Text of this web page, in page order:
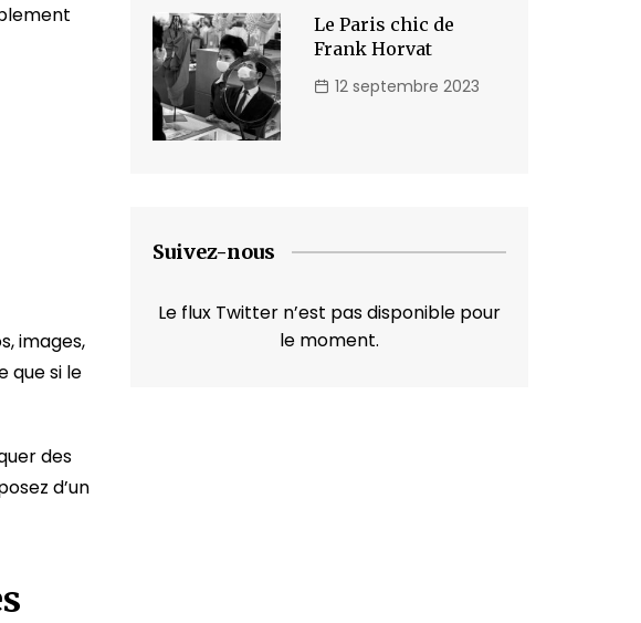
images,
que si le
des
d’un
Le Paris chic de
Frank Horvat
12 septembre 2023
Suivez-nous
Le flux Twitter n’est pas disponible pour
le moment.